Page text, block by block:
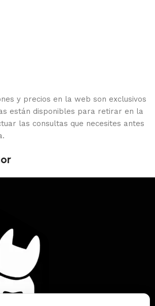
y precios en la web son exclusivos
están disponibles para retirar en la
las consultas que necesites antes